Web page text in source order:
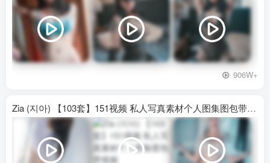
906W+
Zia (지아) 【103套】151视频 私人写真素材个人图集图包带视频